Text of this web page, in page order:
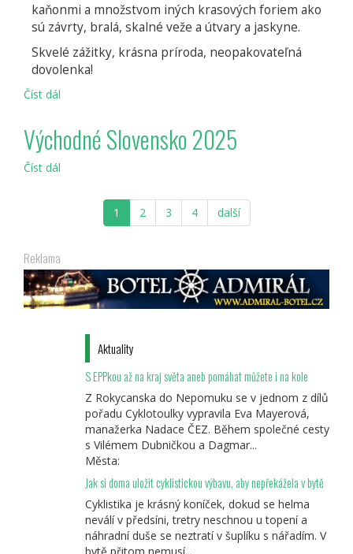
kaňonmi a množstvom iných krasových foriem ako
sú závrty, bralá, skalné veže a útvary a jaskyne.
Skvelé zážitky, krásna príroda, neopakovateľná
dovolenka!
Číst dál
Východné Slovensko 2025
Číst dál
1
2 3 4 další
Reklama
Aktuality
S EPPkou až na kraj světa aneb pomáhat můžete i na kole
Z Rokycanska do Nepomuku se v jednom z dílů
pořadu Cyklotoulky vypravila Eva Mayerová,
manažerka Nadace ČEZ. Během společné cesty
s Vilémem Dubničkou a Dagmar...
Města:
Jak si doma uložit cyklistickou výbavu, aby nepřekážela v bytě
Cyklistika je krásný koníček, dokud se helma
neválí v předsíni, tretry neschnou u topení a
náhradní duše se neztratí v šuplíku s nářadím. V
bytě přitom nemusí...